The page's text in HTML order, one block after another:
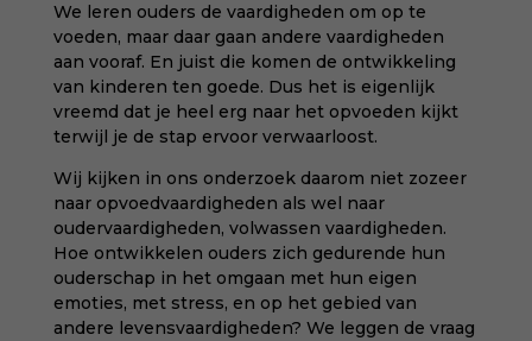
We leren ouders de vaardigheden om op te
voeden, maar daar gaan andere vaardigheden
aan vooraf. En juist die komen de ontwikkeling
van kinderen ten goede. Dus het is eigenlijk
vreemd dat je heel erg naar het opvoeden kijkt
terwijl je de stap ervoor verwaarloost.
Wij kijken in ons onderzoek daarom niet zozeer
naar opvoedvaardigheden als wel naar
oudervaardigheden, volwassen vaardigheden.
Hoe ontwikkelen ouders zich gedurende hun
ouderschap in het omgaan met hun eigen
emoties, met stress, en op het gebied van
andere levensvaardigheden? We leggen de vraag